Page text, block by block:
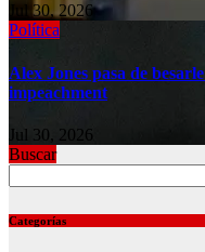
Jul 30, 2026
Política
Alex Jones pasa de
impeachment
Jul 30, 2026
Buscar
Categorías